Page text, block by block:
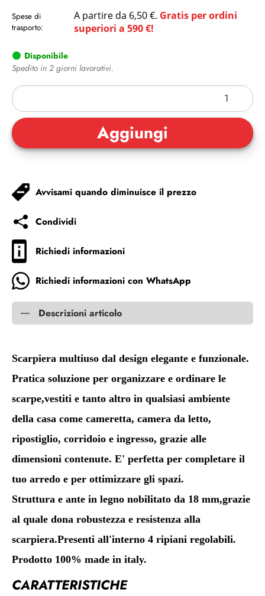
Spese di
trasporto:
A partire da 6,50 €. Gratis per ordini
superiori a 590 €!
Disponibile
Spedito in 2 giorni lavorativi.
Avvisami quando diminuisce il prezzo
Condividi
Richiedi informazioni
Richiedi informazioni con WhatsApp
Descrizioni articolo
Scarpiera multiuso dal design elegante e funzionale.
Pratica soluzione per organizzare e ordinare le
scarpe,vestiti e tanto altro in qualsiasi ambiente
della casa come cameretta, camera da letto,
ripostiglio, corridoio e ingresso, grazie alle
dimensioni contenute. E' perfetta per completare il
tuo arredo e per ottimizzare gli spazi.
Struttura e ante in legno nobilitato da 18 mm,grazie
al quale dona robustezza e resistenza alla
scarpiera.Presenti all'interno 4 ripiani regolabili.
Prodotto 100% made in italy.
CARATTERISTICHE